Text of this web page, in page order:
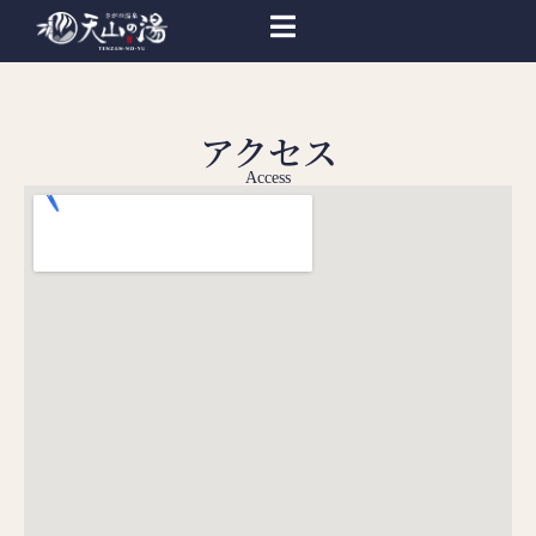
アクセス
Access